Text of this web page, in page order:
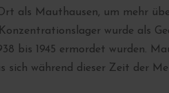
als Mauthausen, um mehr
wurde als
bis 1945 ermordet
sich während dieser Zeit der